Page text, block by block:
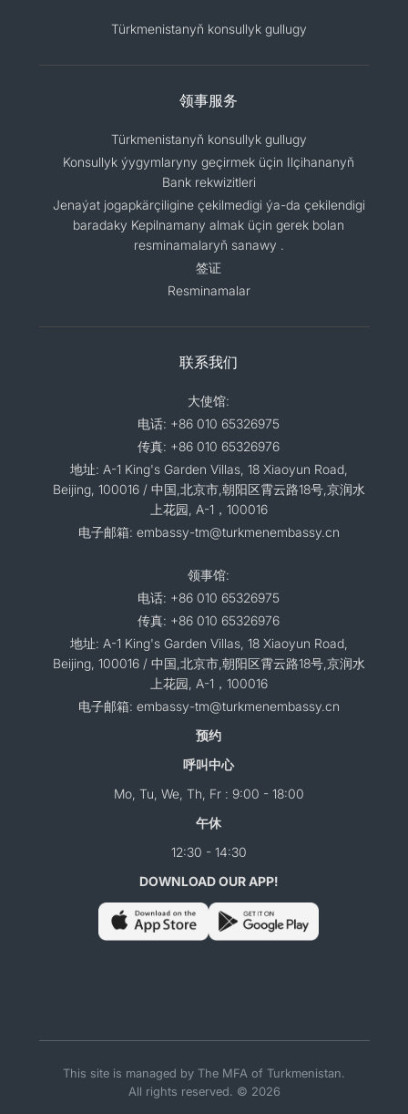
Türkmenistanyň konsullyk gullugy
领事服务
Türkmenistanyň konsullyk gullugy
Konsullyk ýygymlaryny geçirmek üçin Ilçihananyň
Bank rekwizitleri
Jenaýat jogapkärçiligine çekilmedigi ýa-da çekilendigi
baradaky Kepilnamany almak üçin gerek bolan
resminamalaryň sanawy .
签证
Resminamalar
联系我们
大使馆:
电话: +86 010 65326975
传真: +86 010 65326976
地址: A-1 King's Garden Villas, 18 Xiaoyun Road,
Beijing, 100016 / 中国,北京市,朝阳区霄云路18号,京润水
上花园, A-1，100016
电子邮箱: embassy-tm@turkmenembassy.cn
领事馆:
电话: +86 010 65326975
传真: +86 010 65326976
地址: A-1 King's Garden Villas, 18 Xiaoyun Road,
Beijing, 100016 / 中国,北京市,朝阳区霄云路18号,京润水
上花园, A-1，100016
电子邮箱: embassy-tm@turkmenembassy.cn
预约
呼叫中心
Mo, Tu, We, Th, Fr : 9:00 - 18:00
午休
12:30 - 14:30
DOWNLOAD OUR APP!
This site is managed by The MFA of Turkmenistan.
All rights reserved. © 2026